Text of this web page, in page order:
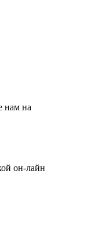
нам на
он-лайн